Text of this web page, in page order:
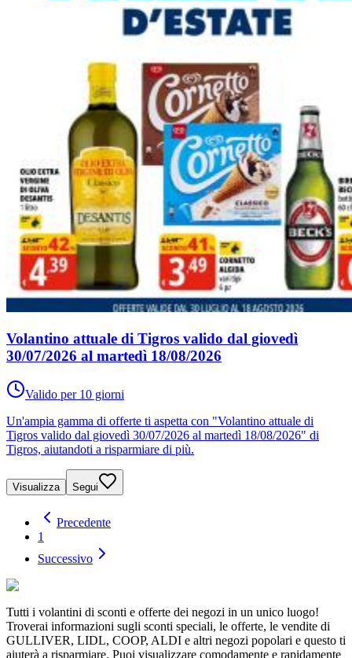
Volantino attuale di Tigros valido dal giovedì
30/07/2026 al martedì 18/08/2026
Valido per 10 giorni
Un'ampia gamma di offerte ti aspetta con "Volantino attuale di
Tigros valido dal giovedì 30/07/2026 al martedì 18/08/2026" di
Tigros, aiutandoti a risparmiare di più.
Visualizza Segui
Precedente
1
Successivo
Tutti i volantini di sconti e offerte dei negozi in un unico luogo!
Troverai informazioni sugli sconti speciali, le offerte, le vendite di
GULLIVER, LIDL, COOP, ALDI e altri negozi popolari e questo ti
aiuterà a risparmiare. Puoi visualizzare comodamente e rapidamente